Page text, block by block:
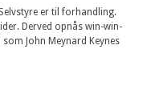
er til forhandling.
Derved opnås win-win-
John Meynard Keynes